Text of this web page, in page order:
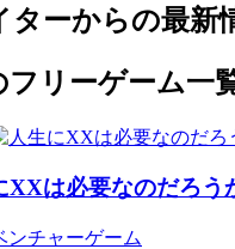
ターからの最新
フリーゲーム一
XXは必要なのだろう
ンチャーゲーム